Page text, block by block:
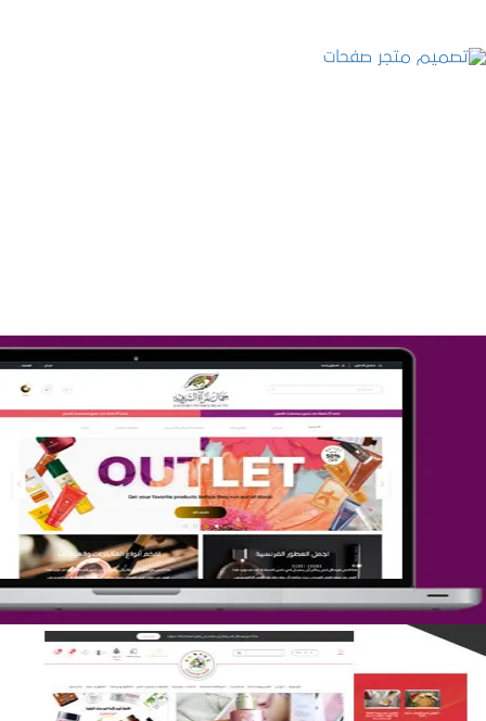
تصميم متجر جمال المرأة الشرقية
التفاصيل